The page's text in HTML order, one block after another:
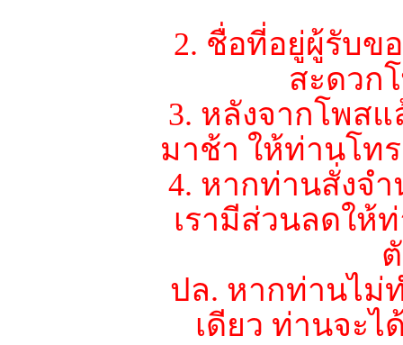
2. ชื่อที่อยู่ผู้รับข
สะดวก
3. หลังจากโพส
มาช้า ให้ท่านโทร
4. หากท่านสั่งจ
เรามีส่วนลดให้
ปล. หากท่านไม่
เดียว ท่านจะไ